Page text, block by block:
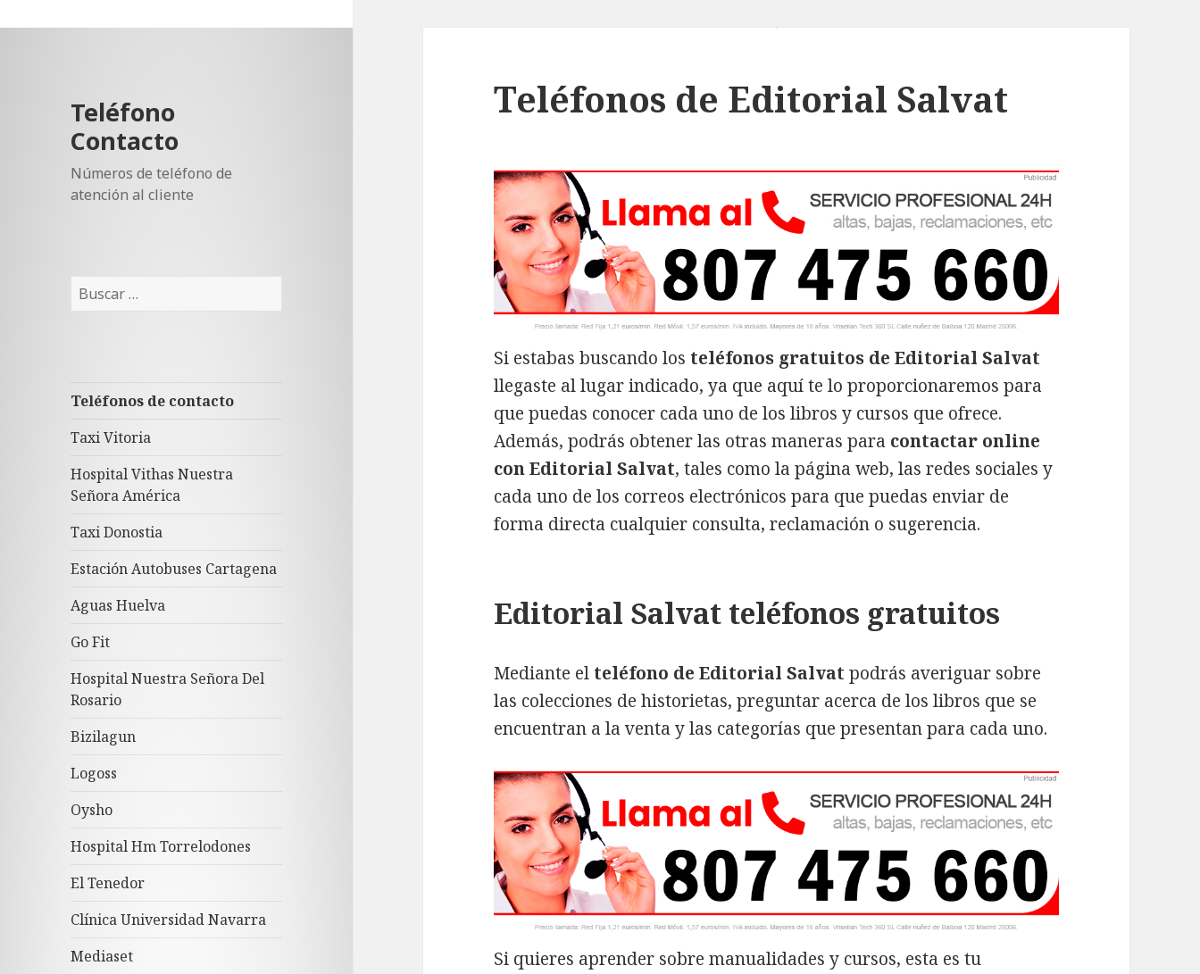
Teléfono
Contacto
Números de teléfono de
atención al cliente
Buscar:
Teléfonos de contacto
Taxi Vitoria
Hospital Vithas Nuestra
Señora América
Taxi Donostia
Estación Autobuses Cartagena
Aguas Huelva
Go Fit
Hospital Nuestra Señora Del
Rosario
Bizilagun
Logoss
Oysho
Hospital Hm Torrelodones
El Tenedor
Clínica Universidad Navarra
Mediaset
Teléfonos de Editorial Salvat
Si estabas buscando los teléfonos gratuitos de Editorial Salvat
llegaste al lugar indicado, ya que aquí te lo proporcionaremos para
que puedas conocer cada uno de los libros y cursos que ofrece.
Además, podrás obtener las otras maneras para contactar online
con Editorial Salvat, tales como la página web, las redes sociales y
cada uno de los correos electrónicos para que puedas enviar de
forma directa cualquier consulta, reclamación o sugerencia.
Editorial Salvat teléfonos gratuitos
Mediante el teléfono de Editorial Salvat podrás averiguar sobre
las colecciones de historietas, preguntar acerca de los libros que se
encuentran a la venta y las categorías que presentan para cada uno.
Si quieres aprender sobre manualidades y cursos, esta es tu